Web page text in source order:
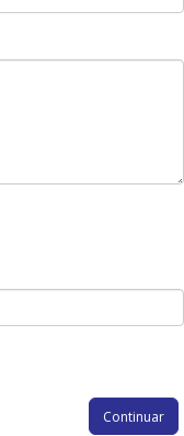
Continuar